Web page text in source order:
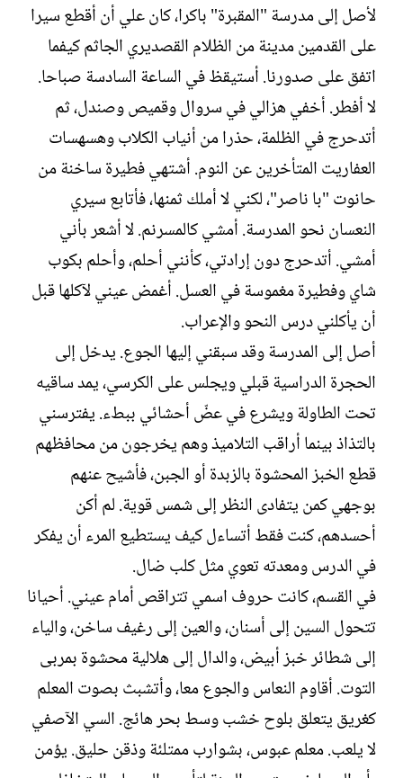
لأصل إلى مدرسة "المقبرة" باكرا، كان علي أن أقطع سيرا
على القدمين مدينة من الظلام القصديري الجاثم كيفما
اتفق على صدورنا. أستيقظ في الساعة السادسة صباحا.
لا أفطر. أخفي هزالي في سروال وقميص وصندل، ثم
أتدحرج في الظلمة، حذرا من أنياب الكلاب وهسهسات
العفاريت المتأخرين عن النوم. أشتهي فطيرة ساخنة من
حانوت "با ناصر"، لكني لا أملك ثمنها، فأتابع سيري
النعسان نحو المدرسة. أمشي كالمسرنم. لا أشعر بأني
أمشي. أتدحرج دون إرادتي، كأنني أحلم، وأحلم بكوب
شاي وفطيرة مغموسة في العسل. أغمض عيني لآكلها قبل
أن يأكلني درس النحو والإعراب.
أصل إلى المدرسة وقد سبقني إليها الجوع. يدخل إلى
الحجرة الدراسية قبلي ويجلس على الكرسي، يمد ساقيه
تحت الطاولة ويشرع في عضّ أحشائي ببطء. يفترسني
بالتذاذ بينما أراقب التلاميذ وهم يخرجون من محافظهم
قطع الخبز المحشوة بالزبدة أو الجبن، فأشيح عنهم
بوجهي كمن يتفادى النظر إلى شمس قوية. لم أكن
أحسدهم، كنت فقط أتساءل كيف يستطيع المرء أن يفكر
في الدرس ومعدته تعوي مثل كلب ضال.
في القسم، كانت حروف اسمي تتراقص أمام عيني. أحيانا
تتحول السين إلى أسنان، والعين إلى رغيف ساخن، والياء
إلى شطائر خبز أبيض، والدال إلى هلالية محشوة بمربى
التوت. أقاوم النعاس والجوع معا، وأتشبث بصوت المعلم
كغريق يتعلق بلوح خشب وسط بحر هائج. السي الآصفي
لا يلعب. معلم عبوس، بشوارب ممتلئة وذقن حليق. يؤمن